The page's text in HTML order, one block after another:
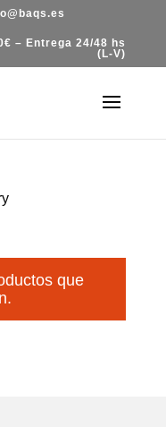
– Entrega 24/48 hs
(L-V)
que